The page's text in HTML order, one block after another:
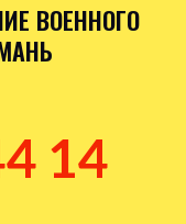
ВОЕННОГО
14